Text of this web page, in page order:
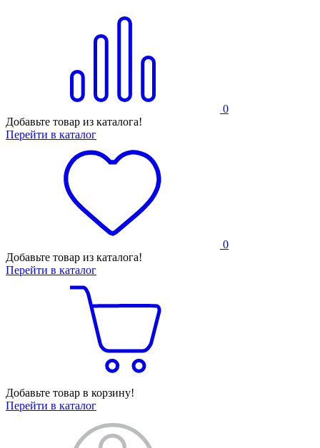
0
Добавьте товар из каталога!
Перейти в каталог
0
Добавьте товар из каталога!
Перейти в каталог
Добавьте товар в корзину!
Перейти в каталог